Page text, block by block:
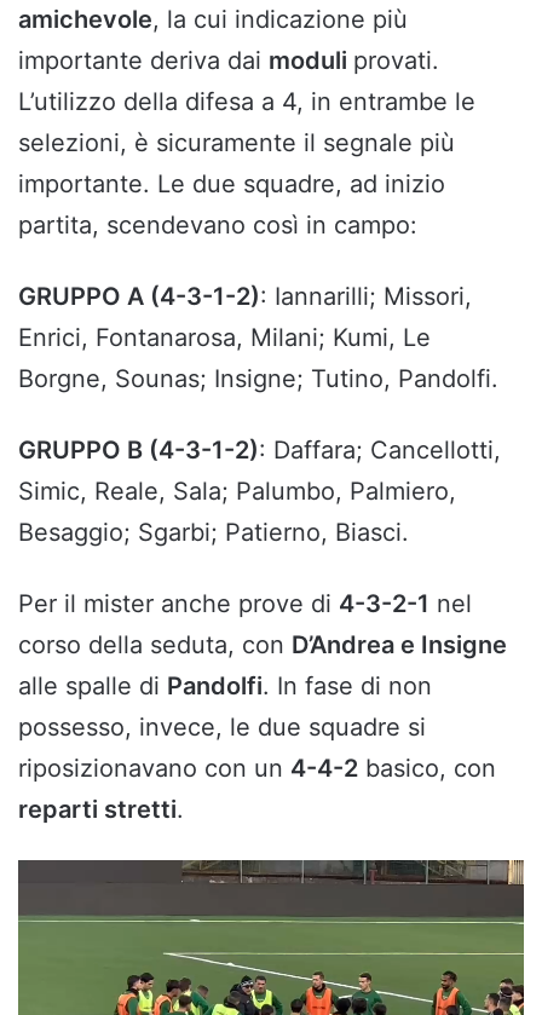
amichevole, la cui indicazione più
importante deriva dai moduli provati.
L’utilizzo della difesa a 4, in entrambe le
selezioni, è sicuramente il segnale più
importante. Le due squadre, ad inizio
partita, scendevano così in campo:
GRUPPO A (4-3-1-2): Iannarilli; Missori,
Enrici, Fontanarosa, Milani; Kumi, Le
Borgne, Sounas; Insigne; Tutino, Pandolfi.
GRUPPO B (4-3-1-2): Daffara; Cancellotti,
Simic, Reale, Sala; Palumbo, Palmiero,
Besaggio; Sgarbi; Patierno, Biasci.
Per il mister anche prove di 4-3-2-1 nel
corso della seduta, con D’Andrea e Insigne
alle spalle di Pandolfi. In fase di non
possesso, invece, le due squadre si
riposizionavano con un 4-4-2 basico, con
reparti stretti.